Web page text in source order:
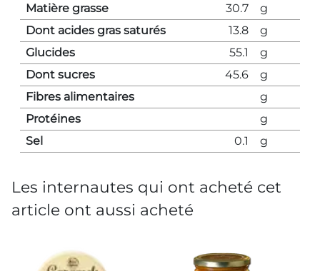
Matière grasse
30.7
g
Dont acides gras saturés
13.8
g
Glucides
55.1
g
Dont sucres
45.6
g
Fibres alimentaires
g
Protéines
g
Sel
0.1 g
Les internautes qui ont acheté cet
article ont aussi acheté